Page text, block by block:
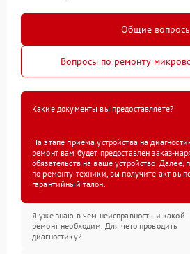
Общие
Вопросы по ремонту
Какие документы вы предоставляете?
На этапе приема устройства на
ремонт вам будет предоставлен заказ-
обязательств на ваше устройство. Далее,
по ремонту техники, вы получите акт
гарантийный талон.
Я уже знаю в чем неисправность и какой
ремонт необходим. Для чего проводить
диагностику?